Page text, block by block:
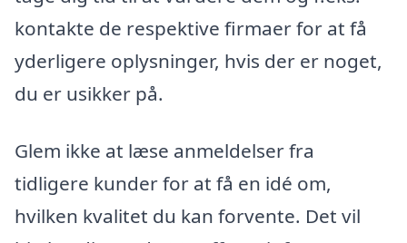
kontakte de respektive firmaer for at få
yderligere oplysninger, hvis der er noget,
du er usikker på.
Glem ikke at læse anmeldelser fra
tidligere kunder for at få en idé om,
hvilken kvalitet du kan forvente. Det vil